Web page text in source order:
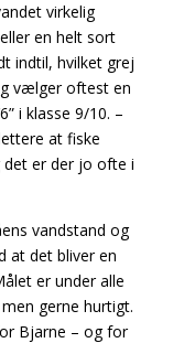
virkelig
en helt sort
indtil, hvilket grej
vælger oftest en
i klasse 9/10. –
at fiske
det er der jo ofte i
vandstand og
at det bliver en
er under alle
gerne hurtigt.
Bjarne – og for